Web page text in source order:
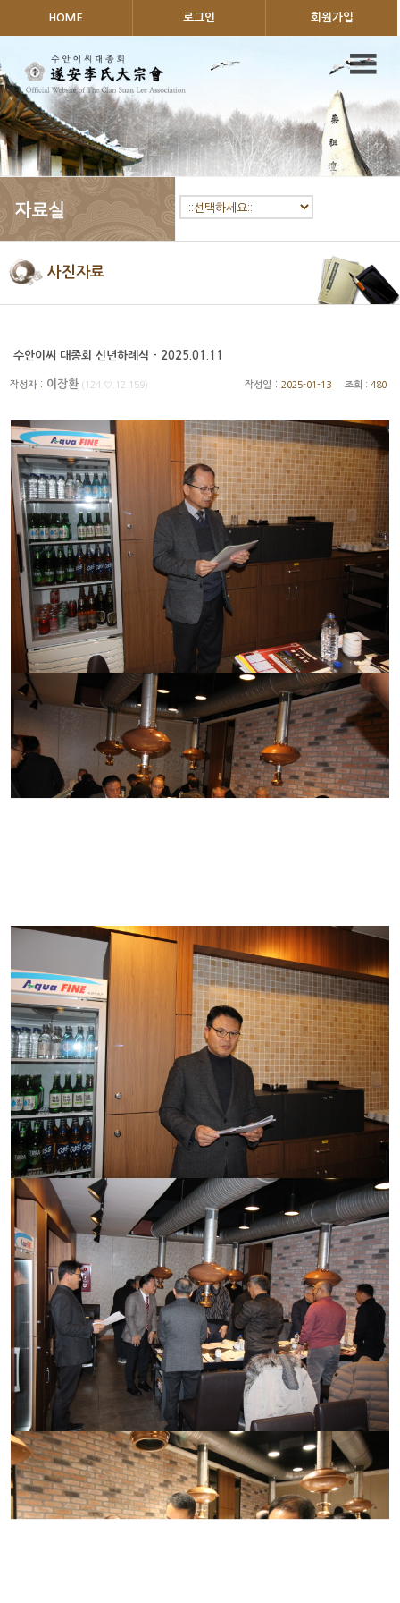
HOME 로그인 회원가입
사진자료
수안이씨 대종회 신년하례식 - 2025.01.11
작성자: 이장환 (124.♡.12.159) 작성일 : 2025-01-13 조회 : 480